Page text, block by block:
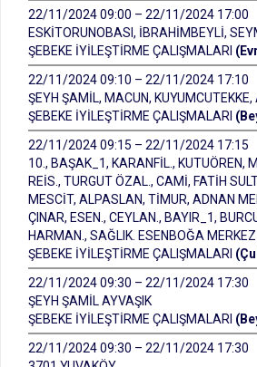
22/11/2024 09:00 – 22/11/2024 17:00
ESKİTORUNOBASI, İBRAHİMBEYLİ,
ŞEBEKE İYİLEŞTİRME ÇALIŞMALARI
22/11/2024 09:10 – 22/11/2024 17:10
ŞEYH ŞAMİL, MACUN,
ŞEBEKE İYİLEŞTİRME ÇALIŞMALARI
22/11/2024 09:15 – 22/11/2024 17:15
10., BAŞAK_1, KARANFİL., KUTUÖREN,
REİS., TURGUT ÖZAL., CAMİ, FATİH
MESCİT, ALPASLAN, TİMUR, ADNAN
ÇINAR, ESEN., CEYLAN., BAYIR_1,
HARMAN., SAĞLIK. ESENBOĞA MERKEZ
ŞEBEKE İYİLEŞTİRME ÇALIŞMALARI
22/11/2024 09:30 – 22/11/2024 17:30
ŞEYH ŞAMİL AYVAŞIK
ŞEBEKE İYİLEŞTİRME ÇALIŞMALARI
22/11/2024 09:30 – 22/11/2024 17:30